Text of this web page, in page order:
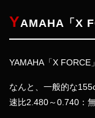
YAMAHA「X
YAMAHA「X FORCE
なんと、一般的な
速比2.480～0.740：